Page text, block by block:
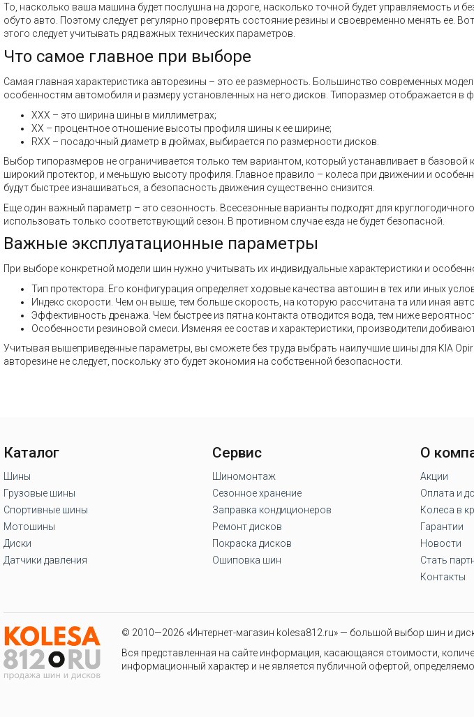
То, насколько ваша машина будет послушна на дороге, насколько точной будет управляемость и
обуто авто. Поэтому следует регулярно проверять состояние резины и своевременно менять ее.
этого следует учитывать ряд важных технических параметров.
Что самое главное при выборе
Самая главная характеристика авторезины – это ее размерность. Большинство современных
особенностям автомобиля и размеру установленных на него дисков. Типоразмер отображается в
XXX – это ширина шины в миллиметрах;
XX – процентное отношение высоты профиля шины к ее ширине;
RXX – посадочный диаметр в дюймах, выбирается по размерности дисков.
Выбор типоразмеров не ограничивается только тем вариантом, который устанавливает в
широкий протектор, и меньшую высоту профиля. Главное правило – колеса при движении и
будут быстрее изнашиваться, а безопасность движения существенно снизится.
Еще один важный параметр – это сезонность. Всесезонные варианты подходят для
использовать только соответствующий сезон. В противном случае езда не будет безопасной.
Важные эксплуатационные параметры
При выборе конкретной модели шин нужно учитывать их индивидуальные характеристики и
Тип протектора. Его конфигурация определяет ходовые качества автошин в тех или иных
Индекс скорости. Чем он выше, тем больше скорость, на которую рассчитана та или иная
Эффективность дренажа. Чем быстрее из пятна контакта отводится вода, тем ниже
Особенности резиновой смеси. Изменяя ее состав и характеристики, производители
Учитывая вышеприведенные параметры, вы сможете без труда выбрать наилучшие шины для KIA
авторезине не следует, поскольку это будет экономия на собственной безопасности.
Каталог
Шины
Грузовые шины
Спортивные шины
Мотошины
Диски
Датчики давления
Сервис
Шиномонтаж
Сезонное хранение
Заправка кондиционеров
Ремонт дисков
Покраска дисков
Ошиповка шин
О
Акции
Оплата и
Колеса в
Гарантии
Новости
Стать
Контакты
© 2010—2026 «Интернет-магазин kolesa812.ru» — большой выбор шин и
Вся представленная на сайте информация, касающаяся стоимости,
информационный характер и не является публичной офертой,